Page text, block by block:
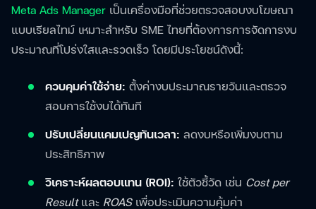
Meta Ads Manager เป็นเครื่องมือที่ช่วยตรวจสอบงบโฆษณา
แบบเรียลไทม์ เหมาะสำหรับ SME ไทยที่ต้องการการจัดการงบ
ประมาณที่โปร่งใสและรวดเร็ว โดยมีประโยชน์ดังนี้:
ควบคุมค่าใช้จ่าย: ตั้งค่างบประมาณรายวันและตรวจ
สอบการใช้งบได้ทันที
ปรับเปลี่ยนแคมเปญทันเวลา: ลดงบหรือเพิ่มงบตาม
ประสิทธิภาพ
วิเคราะห์ผลตอบแทน (ROI): ใช้ตัวชี้วัด เช่น Cost per
Resultและ ROASเพื่อประเมินความคุ้มค่า